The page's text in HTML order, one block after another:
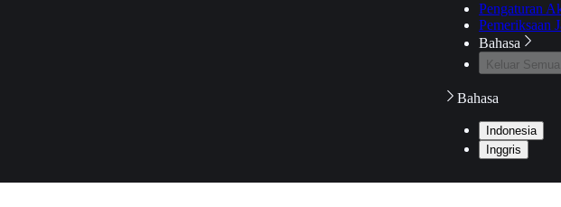
Pengaturan
Pemeriksaan
Bahasa
Keluar
Bahasa
Indonesia
Inggris